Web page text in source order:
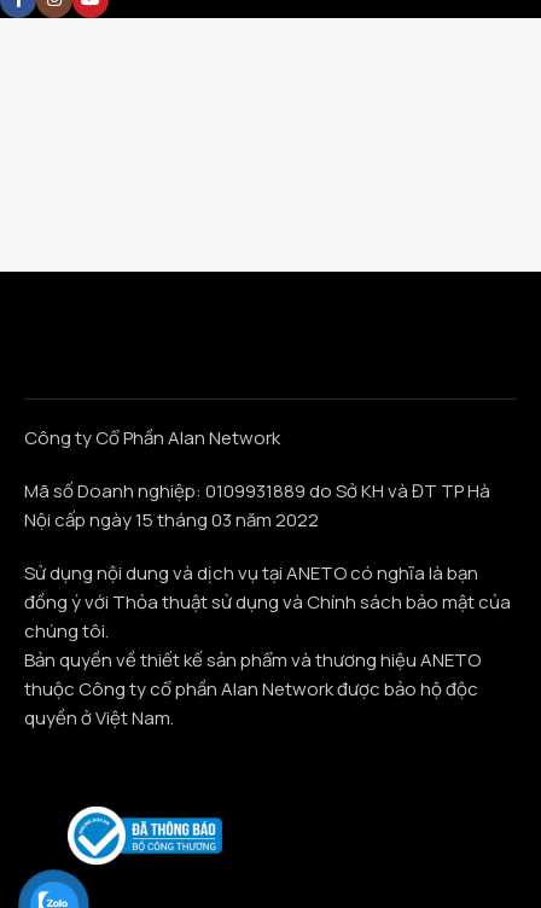
Công ty Cổ Phần Alan Network
Mã số Doanh nghiệp: 0109931889 do Sở KH và ĐT TP Hà
Nội cấp ngày 15 tháng 03 năm 2022
Sử dụng nội dung và dịch vụ tại ANETO có nghĩa là bạn
đồng ý với Thỏa thuật sử dụng và Chính sách bảo mật của
chúng tôi.
Bản quyền về thiết kế sản phẩm và thương hiệu ANETO
thuộc Công ty cổ phần Alan Network được bảo hộ độc
quyền ở Việt Nam.